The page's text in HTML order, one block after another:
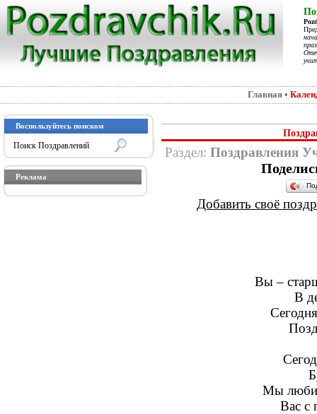
Главная •
Воспользуйтесь поиском
Реклама
Раздел: Поздравления
Добавить своё
Вы –
В
Мы
Вас с